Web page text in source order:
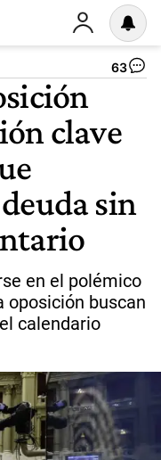
63
clave
sin
en el polémico
oposición buscan
calendario